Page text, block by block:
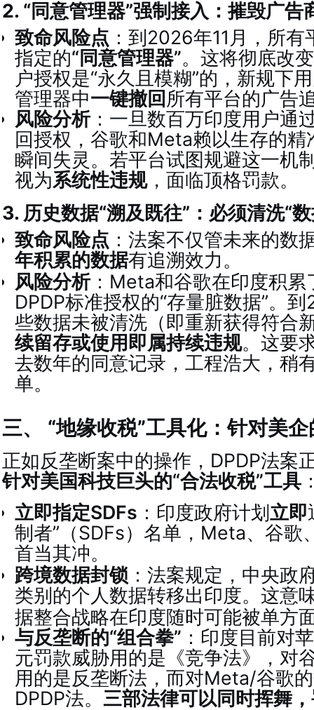
2. “同意管理器”强制接入：摧毁广告
致命风险点 ：到2026年11月，所
指定的“同意管理器”。这将彻底改
户授权是“永久且模糊”的，新规下
管理器中一键撤回 所有平台的广告
风险分析：一旦数百万印度用户通
回授权，谷歌和Meta赖以生存的精
瞬间失灵。若平台试图规避这一机
视为系统性违规，面临顶格罚款。
3. 历史数据“溯及既往”：必须清洗“
致命风险点 ：法案不仅管未来的数
年积累的数据有追溯效力 。
风险分析：Meta和谷歌在印度积累
DPDP标准授权的“存量脏数据”。
些数据未被清洗（即重新获得符合
续留存或使用即属持续违规。这要
去数年的同意记录，工程浩大，稍
单。
三、 “地缘收税”工具化：针对美
正如反垄断案中的操作，DPDP法案
针对美国科技巨头的“合法收税”工具
立即指定SDFs ：印度政府计划立即
制者”（SDFs）名单，Meta、谷歌
首当其冲。
跨境数据封锁 ：法案规定，中央政
类别的个人数据转移出印度。这意
据整合战略在印度随时可能被单方
与反垄断的“组合拳” ：印度目前对
元罚款威胁用的是《竞争法》，对
用的是反垄断法，而对Meta/谷歌
DPDP法。 三部法律可以同时挥舞